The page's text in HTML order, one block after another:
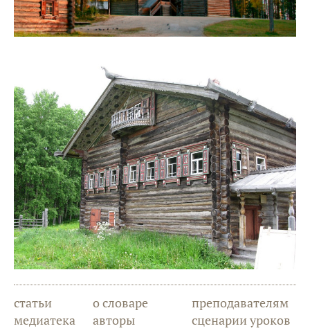
статьи
медиатека
о словаре
авторы
преподавателям
сценарии уроков